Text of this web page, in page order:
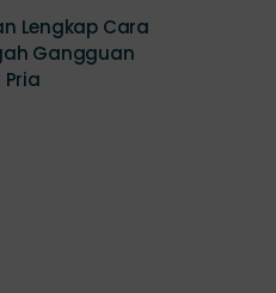
Lengkap Cara
Gangguan